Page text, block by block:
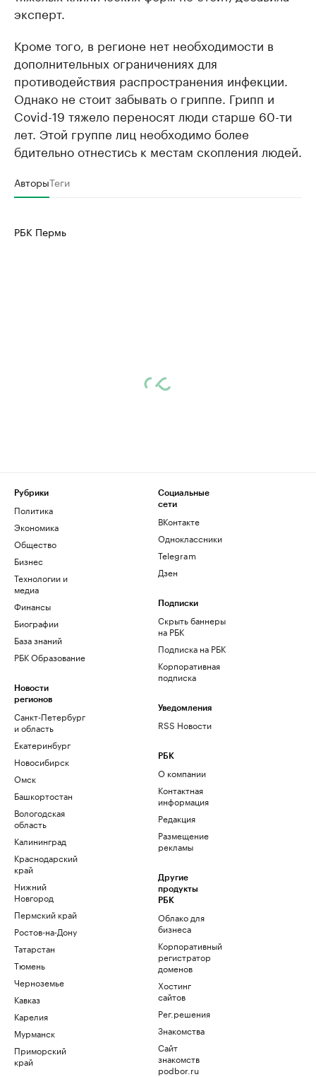
эксперт.
Кроме того, в регионе нет необходимости в
дополнительных ограничениях для
противодействия распространения инфекции.
Однако не стоит забывать о гриппе. Грипп и
Covid-19 тяжело переносят люди старше 60-ти
лет. Этой группе лиц необходимо более
бдительно отнестись к местам скопления людей.
АвторыТеги
РБК Пермь
Рубрики
Политика
Экономика
Общество
Бизнес
Технологии и
медиа
Финансы
Биографии
База знаний
РБК Образование
Новости
регионов
Санкт-Петербург
и область
Екатеринбург
Новосибирск
Омск
Башкортостан
Вологодская
область
Калининград
Краснодарский
край
Нижний
Новгород
Пермский край
Ростов-на-Дону
Татарстан
Тюмень
Черноземье
Кавказ
Карелия
Мурманск
Приморский
край
Социальные
сети
ВКонтакте
Одноклассники
Telegram
Дзен
Подписки
Скрыть баннеры
на РБК
Подписка на РБК
Корпоративная
подписка
Уведомления
RSS Новости
РБК
О компании
Контактная
информация
Редакция
Размещение
рекламы
Другие
продукты
РБК
Облако для
бизнеса
Корпоративный
регистратор
доменов
Хостинг
сайтов
Рег.решения
Знакомства
Сайт
знакомств
podbor.ru